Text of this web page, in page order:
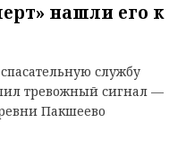
нашли его к
службу
тревожный сигнал —
Пакшеево